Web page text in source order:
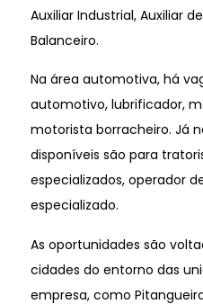
Auxiliar Industrial, Auxiliar
Balanceiro.
Na área automotiva, há
automotivo, lubrificador,
motorista borracheiro. Já
disponíveis são para
especializados, operador
especializado.
As oportunidades são
cidades do entorno das
empresa, como